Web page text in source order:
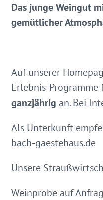
Das junge Weingut
gemütlicher
Auf unserer
Erlebnis-
ganzjährig an. Bei
Als Unterkunft
bach-gaestehaus.de
Unsere
Weinprobe auf